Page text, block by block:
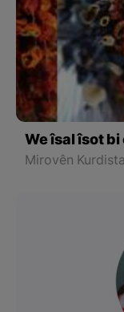
We îsal îsot